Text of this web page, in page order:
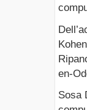
en-
Sosa